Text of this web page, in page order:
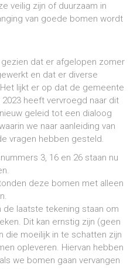
veilig zijn of duurzaam in
van goede bomen wordt
dat er afgelopen zomer
en dat er diverse
lijkt er op dat de gemeente
heeft vervroegd naar dit
geleid tot een dialoog
we naar aanleiding van
vragen hebben gesteld.
3, 16 en 26 staan nu
deze bomen met alleen
de laatste tekening staan om
Dit kan ernstig zijn (geen
die moeilijk in te schatten zijn
opleveren. Hiervan hebben
we bomen gaan vervangen